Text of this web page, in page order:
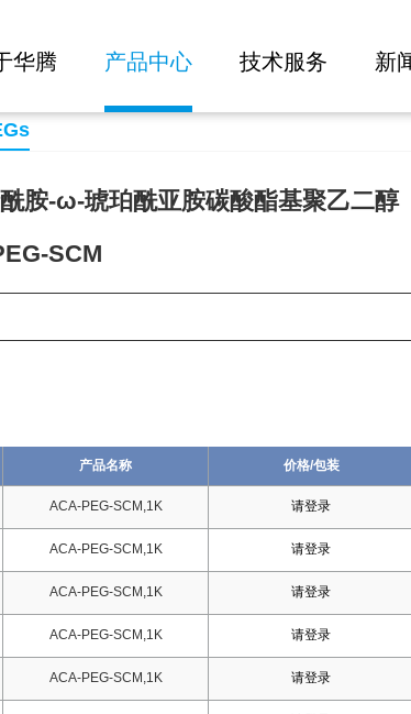
华腾 产品中心 技术服务 新
胺-ω-琥珀酰亚胺碳酸酯基聚乙二醇
SCM
产品名称 价格/包装
ACA-PEG-SCM,1K 请登录
ACA-PEG-SCM,1K 请登录
ACA-PEG-SCM,1K 请登录
ACA-PEG-SCM,1K 请登录
ACA-PEG-SCM,1K 请登录